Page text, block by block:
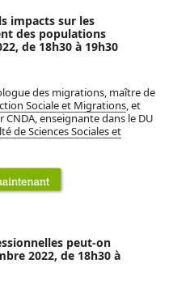
impacts sur les
des populations
de 18h30 à 19h30
des migrations, maître de
Sociale et Migrations , et
CNDA, enseignante dans le DU
de Sciences Sociales et
peut-on
2022, de 18h30 à